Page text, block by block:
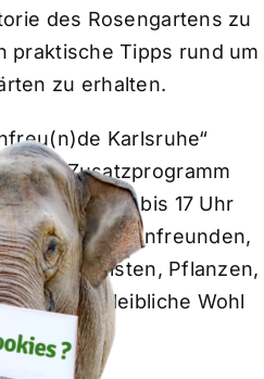
des Rosengartens zu
praktische Tipps rund um
zu erhalten.
Karlsruhe“
ein Zusatzprogramm
an. Von 10 bis 17 Uhr
Stadtgartenfreunden,
Floristen, Pflanzen,
für das leibliche Wohl